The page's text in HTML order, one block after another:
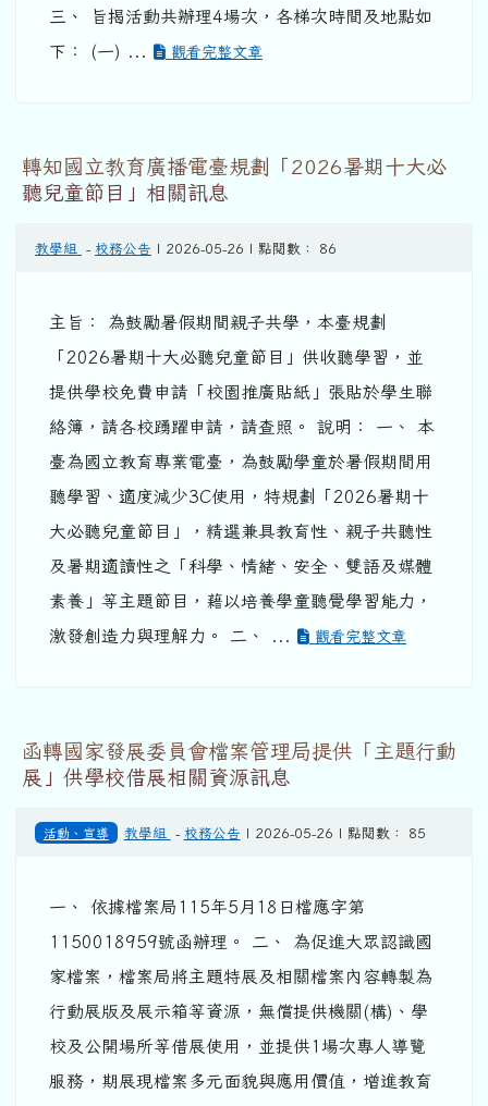
三、 旨揭活動共辦理4場次，各梯次時間及地點如
下： (一) ...
觀看完整文章
轉知國立教育廣播電臺規劃「2026暑期十大必
聽兒童節目」相關訊息
教學組 - 校務公告 | 2026-05-26 | 點閱數： 86
主旨： 為鼓勵暑假期間親子共學，本臺規劃
「2026暑期十大必聽兒童節目」供收聽學習，並
提供學校免費申請「校園推廣貼紙」張貼於學生聯
絡簿，請各校踴躍申請，請查照。 說明： 一、 本
臺為國立教育專業電臺，為鼓勵學童於暑假期間用
聽學習、適度減少3C使用，特規劃「2026暑期十
大必聽兒童節目」，精選兼具教育性、親子共聽性
及暑期適讀性之「科學、情緒、安全、雙語及媒體
素養」等主題節目，藉以培養學童聽覺學習能力，
激發創造力與理解力。 二、 ...
觀看完整文章
函轉國家發展委員會檔案管理局提供「主題行動
展」供學校借展相關資源訊息
活動、宣導 教學組 - 校務公告 | 2026-05-26 | 點閱數： 85
一、 依據檔案局115年5月18日檔應字第
1150018959號函辦理。 二、 為促進大眾認識國
家檔案，檔案局將主題特展及相關檔案內容轉製為
行動展版及展示箱等資源，無償提供機關(構)、學
校及公開場所等借展使用，並提供1場次專人導覽
服務，期展現檔案多元面貌與應用價值，增進教育